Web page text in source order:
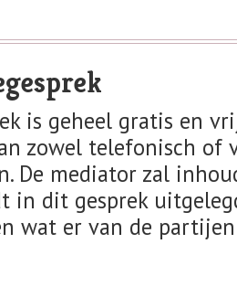
is geheel gratis en
zowel telefonisch of
De mediator zal
in dit gesprek
wat er van de